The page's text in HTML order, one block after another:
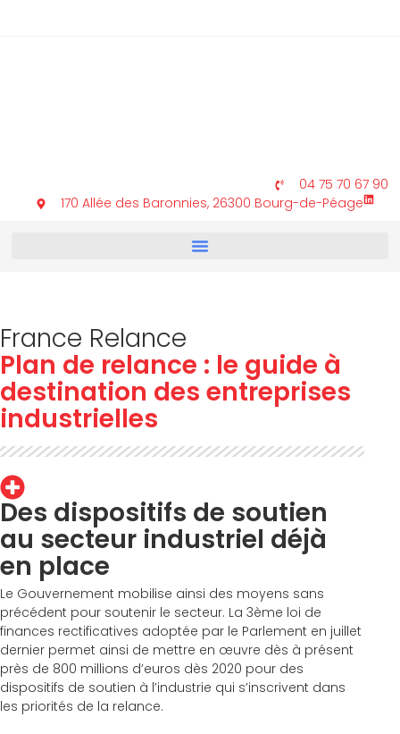
04 75 70 67 90
170 Allée des Baronnies, 26300 Bourg-de-Péage
France Relance
Plan de relance : le guide à
destination des entreprises
industrielles
Des dispositifs de soutien
au secteur industriel déjà
en place
Le Gouvernement mobilise ainsi des moyens sans
précédent pour soutenir le secteur. La 3ème loi de
finances rectificatives adoptée par le Parlement en juillet
dernier permet ainsi de mettre en œuvre dès à présent
près de 800 millions d’euros dès 2020 pour des
dispositifs de soutien à l’industrie qui s’inscrivent dans
les priorités de la relance.